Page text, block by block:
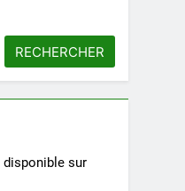
RECHERCHER
disponible sur